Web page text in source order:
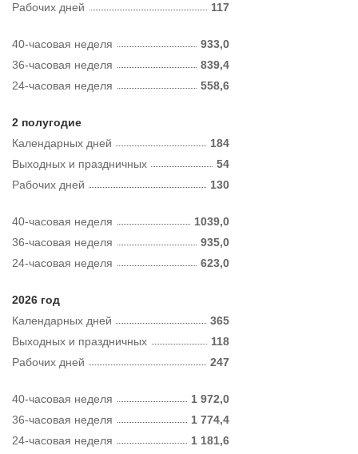
Рабочих дней 117
40-часовая неделя
933,0
36-часовая неделя
839,4
24-часовая неделя
558,6
2 полугодие
Календарных дней
184
Рабочих дней 130
Выходных и праздничных 54
40-часовая неделя
1039,0
36-часовая неделя
935,0
24-часовая неделя
623,0
2026 год
Календарных дней
365
Рабочих дней 247
Выходных и праздничных 118
40-часовая неделя
1 972,0
36-часовая неделя
1 774,4
24-часовая неделя
1 181,6